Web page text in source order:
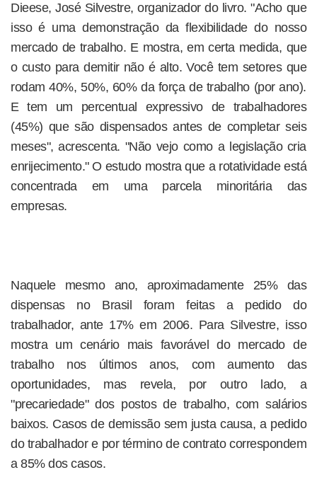
Dieese, José Silvestre, organizador do livro. "Acho que
isso é uma demonstração da flexibilidade do nosso
mercado de trabalho. E mostra, em certa medida, que
o custo para demitir não é alto. Você tem setores que
rodam 40%, 50%, 60% da força de trabalho (por ano).
E tem um percentual expressivo de trabalhadores
(45%) que são dispensados antes de completar seis
meses", acrescenta. "Não vejo como a legislação cria
enrijecimento." O estudo mostra que a rotatividade está
concentrada em uma parcela minoritária das
empresas.
Naquele mesmo ano, aproximadamente 25% das
dispensas no Brasil foram feitas a pedido do
trabalhador, ante 17% em 2006. Para Silvestre, isso
mostra um cenário mais favorável do mercado de
trabalho nos últimos anos, com aumento das
oportunidades, mas revela, por outro lado, a
"precariedade" dos postos de trabalho, com salários
baixos. Casos de demissão sem justa causa, a pedido
do trabalhador e por término de contrato correspondem
a 85% dos casos.